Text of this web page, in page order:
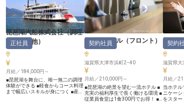
琵琶湖汽船株式会社（調理
部門その他）
正社員
月給／184,000円～
■琵琶湖を舞台に、唯一無二の調理
体験ができる ■軽食からコース料理
まで幅広いスキルが身につく ■産
琵琶湖ホテル（フロント ）
契約社員
滋賀県大津市浜町2−40
月給／210,000円～
■琵琶湖の絶景を望む一流ホテル ■
充実の福利厚生で長く働ける環境 ■
従業員食堂は1食300円でお得！ ■
琵琶湖
契約社
滋賀県大
月給／
当ホテル
ニケー
をスター